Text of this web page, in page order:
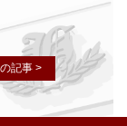
記事 >